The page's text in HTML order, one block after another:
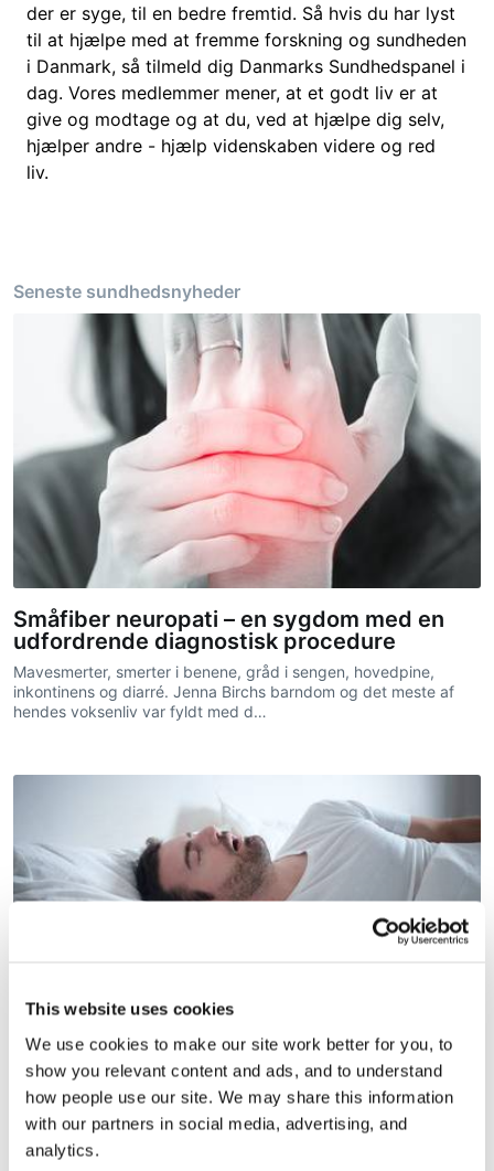
This website uses cookies
We use cookies to make our site work better for you, to
show you relevant content and ads, and to understand
how people use our site. We may share this information
with our partners in social media, advertising, and
analytics.
der er syge, til en bedre fremtid. Så hvis du har lyst
til at hjælpe med at fremme forskning og sundheden
i Danmark, så tilmeld dig Danmarks Sundhedspanel i
dag. Vores medlemmer mener, at et godt liv er at
give og modtage og at du, ved at hjælpe dig selv,
hjælper andre - hjælp videnskaben videre og red
liv.
Seneste sundhedsnyheder
Småfiber neuropati – en sygdom med en
udfordrende diagnostisk procedure
Mavesmerter, smerter i benene, gråd i sengen, hovedpine,
inkontinens og diarré. Jenna Birchs barndom og det meste af
hendes voksenliv var fyldt med d…
Patienter med svær søvnapnø har større
risiko for at ende på førtidspension og dø
for tidligt
Patienter, der har været indlagt med søvnapnø, har stor risiko for